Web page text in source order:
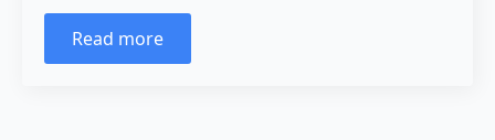
Read more